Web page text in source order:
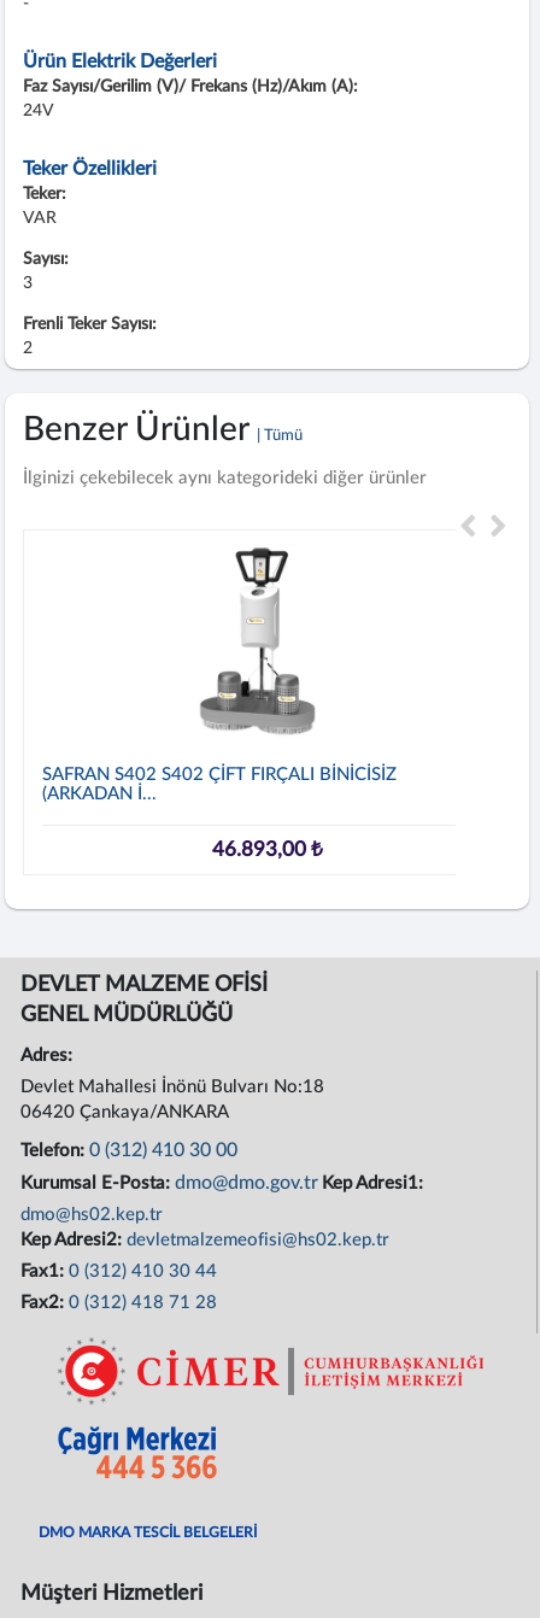
Ürün Elektrik Değerleri
Faz Sayısı/Gerilim (V)/ Frekans (Hz)/Akım (A):
24V
Teker Özellikleri
Teker:
VAR
Sayısı:
3
Frenli Teker Sayısı:
2
Benzer Ürünler | Tümü
İlginizi çekebilecek aynı kategorideki diğer ürünler
SAFRAN S402 S402 ÇİFT FIRÇALI BİNİCİSİZ
(ARKADAN İ...
46.893,00 ₺
DEVLET MALZEME OFİSİ
GENEL MÜDÜRLÜĞÜ
Adres:
Devlet Mahallesi İnönü Bulvarı No:18
06420 Çankaya/ANKARA
Telefon:0 (312) 410 30 00
Kurumsal E-Posta:dmo@dmo.gov.tr Kep Adresi1:
dmo@hs02.kep.tr
Kep Adresi2:devletmalzemeofisi@hs02.kep.tr
Fax1:0 (312) 410 30 44
Fax2:0 (312) 418 71 28
DMO MARKA TESCİL BELGELERİ
Müşteri Hizmetleri